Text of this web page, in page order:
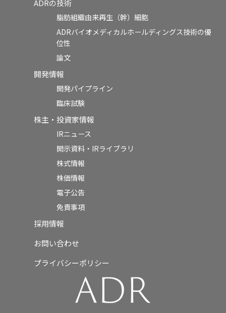
ADRの技術
脂肪組織由来再生（幹）細胞
ADRバイオメディカルホールディングス技術の優
位性
論文
開発情報
開発パイプライン
臨床試験
株主・投資家情報
IRニュース
開示資料・IRライブラリ
株式情報
株価情報
電子公告
免責事項
採用情報
お問い合わせ
プライバシーポリシー